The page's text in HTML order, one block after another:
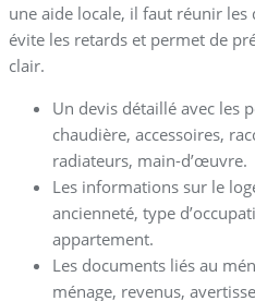
une aide locale, il faut réunir les
évite les retards et permet de
clair.
Un devis détaillé avec les
chaudière, accessoires,
radiateurs, main-d’œuvre.
Les informations sur le
ancienneté, type
appartement.
Les documents liés au
ménage, revenus,